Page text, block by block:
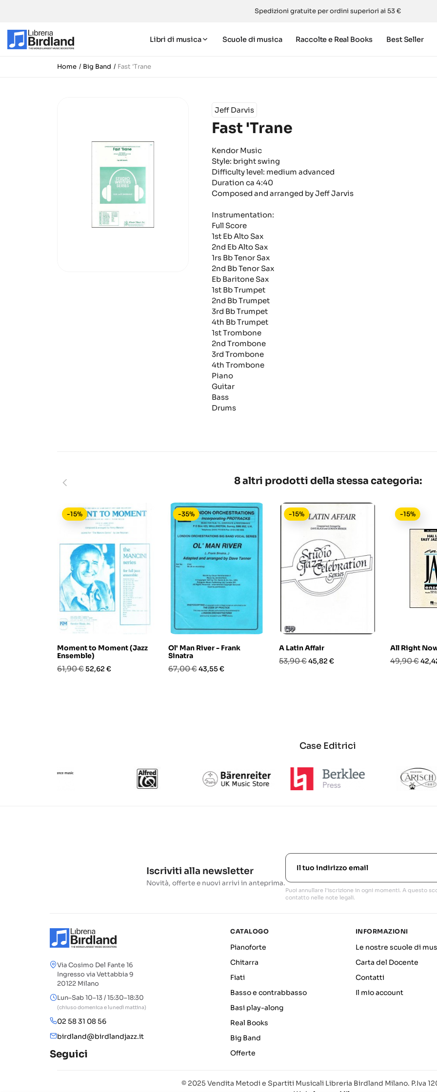
Spedizioni gratuite per ordini superiori ai 53 €
Libri di musica Scuole di musica Raccolte e Real Books Best Seller
Home Big Band Fast 'Trane
Jeff Darvis
Fast 'Trane
Kendor Music
Style: bright swing
Difficulty level: medium advanced
Duration ca 4:40
Composed and arranged by Jeff Jarvis
Instrumentation:
Full Score
1st Eb Alto Sax
2nd Eb Alto Sax
1rs Bb Tenor Sax
2nd Bb Tenor Sax
Eb Baritone Sax
1st Bb Trumpet
2nd Bb Trumpet
3rd Bb Trumpet
4th Bb Trumpet
1st Trombone
2nd Trombone
3rd Trombone
4th Trombone
Piano
Guitar
Bass
Drums
8 altri prodotti della stessa categoria:
Moment to Moment (Jazz
Ensemble)
Prezzo
61,90 €Prezzo
52,62 €
-15%
Ol' Man River - Frank
Sinatra
Prezzo
67,00 €Prezzo
43,55 €
-35%
A Latin Affair
Prezzo
53,90 €Prezzo
45,82 €
-15%
All Right
Prezzo
49,90 €
-15%
Case Editrici
Iscriviti alla newsletter
Novità, offerte e nuovi arrivi in anteprima.
Puoi annullare l'iscrizione in ogni momenti. A questo
contatto nelle note legali.
Via Cosimo Del Fante 16
Ingresso via Vettabbia 9
20122 Milano
Lun–Sab 10–13 / 15:30–18:30
(chiuso domenica e lunedì mattina)
02 58 31 08 56
birdland@birdlandjazz.it
Seguici
CATALOGO
Pianoforte
Chitarra
Fiati
Basso e contrabbasso
Basi play-along
Real Books
Big Band
Offerte
INFORMAZIONI
Le nostre scuole di
Carta del Docente
Contatti
Il mio account
© 2025 Vendita Metodi e Spartiti Musicali Libreria Birdland Milano. P.Iva